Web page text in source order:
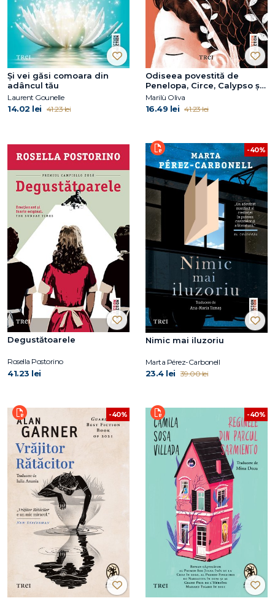
Și vei găsi comoara din
adâncul tău
Laurent Gounelle
14.02 lei 41.23 lei
Odiseea povestită de
Penelopa, Circe, Calypso și
celelalte
Marilù Oliva
16.49 lei 41.23 lei
Degustătoarele
Rosella Postorino
41.23 lei
-40%
Nimic mai iluzoriu
Marta Pérez-Carbonell
23.4 lei 39.00 lei
-40% -40%